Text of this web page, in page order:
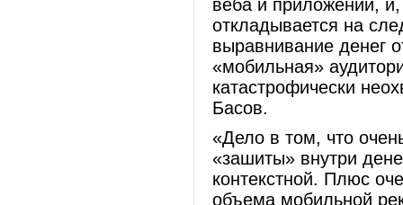
веба и приложений,
откладывается на
выравнивание денег
«мобильная»
катастрофически
Басов.
«Дело в том, что
«зашиты» внутри
контекстной. Плюс
объема мобильной